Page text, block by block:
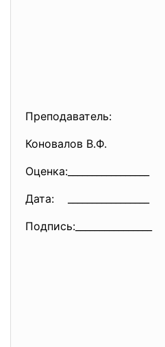
Преподаватель:
Коновалов В.Ф.
Оценка:_________________
Дата: _________________
Подпись:________________